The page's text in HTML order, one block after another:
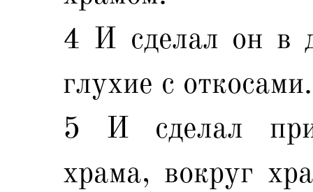
4 И сделал он в
глухие с откосами.
5 И сделал
храма, вокруг